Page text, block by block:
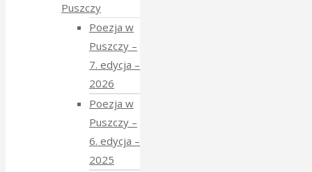
Puszczy
Poezja w
Puszczy –
7. edycja –
2026
Poezja w
Puszczy –
6. edycja –
2025